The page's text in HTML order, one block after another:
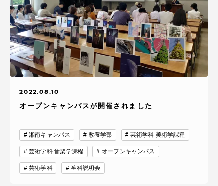
2022.08.10
オープンキャンパスが開催されました
湘南キャンパス 教養学部 芸術学科 美術学課程
芸術学科 音楽学課程 オープンキャンパス
芸術学科 学科説明会